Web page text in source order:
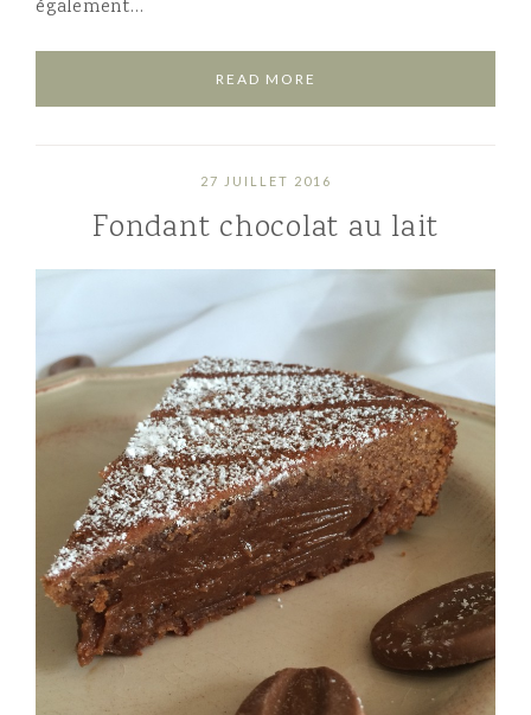
également…
READ MORE
27 JUILLET 2016
Fondant chocolat au lait